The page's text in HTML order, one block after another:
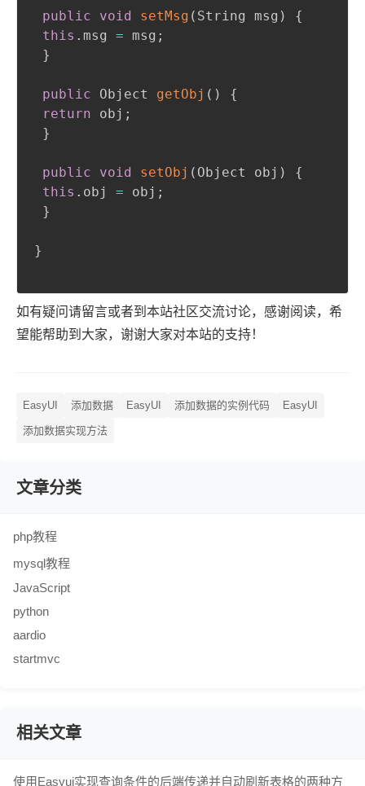
public void setMsg ( String msg )
{
this . msg = msg ;
}
public Object getObj ( )
{
return obj ;
}
public void setObj ( Object obj )
{
this . obj = obj ;
}
}
如有疑问请留言或者到本站社区交流讨论，感谢阅读，希
望能帮助到大家，谢谢大家对本站的支持！
EasyUI 添加数据 EasyUI 添加数据的实例代码 EasyUI
添加数据实现方法
文章分类
php教程
mysql教程
JavaScript
python
aardio
startmvc
相关文章
使用Easyui实现查询条件的后端传递并自动刷新表格的两种方